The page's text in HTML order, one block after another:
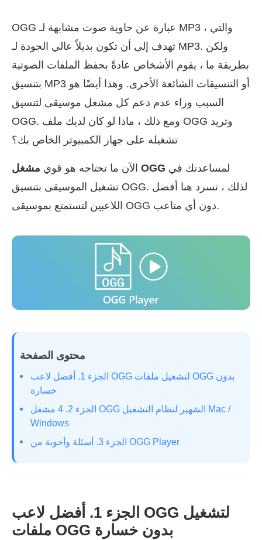
OGG عبارة عن حاوية صوت مشابهة لـ MP3 ، والتي
تهدف إلى أن تكون بديلاً عالي الجودة لـ MP3. ولكن
بطريقة ما ، يقوم الأشخاص عادةً بحفظ الملفات الصوتية
بتنسيق MP3 أو التنسيقات الشائعة الأخرى. وهذا أيضًا هو
السبب وراء عدم دعم كل مشغل موسيقى لتنسيق
OGG. ومع ذلك ، ماذا لو كان لديك ملف OGG وتريد
تشغيله على جهاز الكمبيوتر الخاص بك؟
الآن ما تحتاجه هو قوي مشغل OGG
تشغيل الموسيقى بتنسيق OGG. لذلك ، نسرد هنا أفضل
اللاعبين لتستمتع بموسيقى OGG دون أي متاعب.
محتوى الصفحة
الجزء 1. أفضل لاعب OGG لتشغيل ملفات OGG بدون
خسارة
الجزء 2. 4 مشغل OGG الشهير لنظام التشغيل Mac /
Windows
الجزء 3. أسئلة وأجوبة من OGG Player
الجزء 1. أفضل لاعب OGG لتشغيل
ملفات OGG بدون خسارة